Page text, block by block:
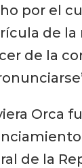
por el
de la
de la
Orca
de la